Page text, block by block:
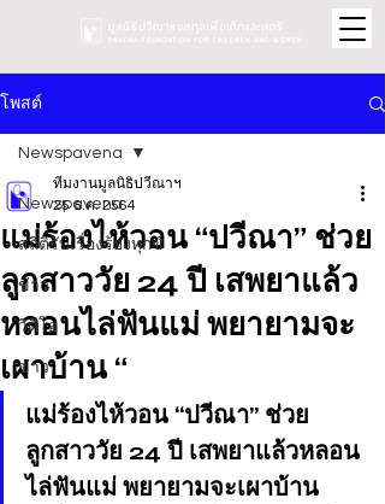
โพสต์
Newspavena
สถิติรับเรื่องร้องทุกข์
ข่าว
วิดีโอ
ข่าว
Newspavena
แม่ร้องไห้วอน “ปวีณา” ช่วย
ลูกสาววัย 24 ปี เสพยาแล้ว
หลอนไล่ฟันแม่ พยายามจะ
เผาบ้าน “
ทีมงานมูลนิธิปวีณาฯ
25 ธ.ค. 2564
แม่ร้องไห้วอน “ปวีณา” ช่วย
ลูกสาววัย 24 ปี เสพยาแล้วหลอน
ไล่ฟันแม่ พยายามจะเผาบ้าน